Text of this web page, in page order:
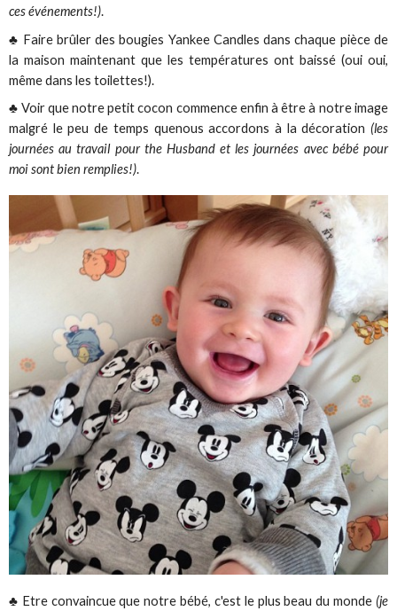
ces événements!).
♣ Faire brûler des bougies Yankee Candles dans chaque pièce de
la maison maintenant que les températures ont baissé (oui oui,
même dans les toilettes!).
♣ Voir que notre petit cocon commence enfin à être à notre image
malgré le peu de temps quenous accordons à la décoration (les
journées au travail pour the Husband et les journées avec bébé pour
moi sont bien remplies!).
♣ Etre convaincue que notre bébé, c'est le plus beau du monde (je